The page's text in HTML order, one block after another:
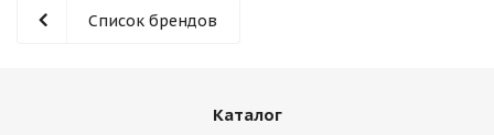
Список брендов
Каталог